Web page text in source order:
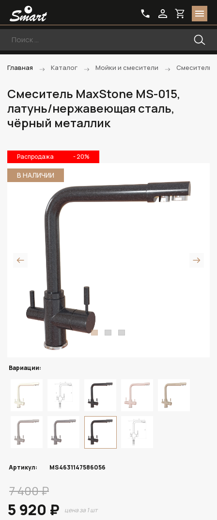
Главная Каталог Мойки и смесители Смесители
Смеситель MaxStone MS-015,
латунь/нержавеющая сталь,
чёрный металлик
Распродажа - 20%
В НАЛИЧИИ
Вариации:
Артикул: MS4631147586056
7 400 ₽
5 920 ₽ цена за 1 шт